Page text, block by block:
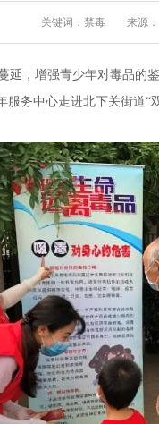
关键词：禁毒 来源：
，增强青少年对毒品的
务中心走进北下关街道